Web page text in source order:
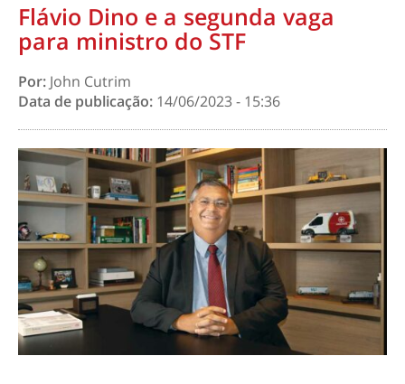
Flávio Dino e a segunda vaga
para ministro do STF
Por: John Cutrim
Data de publicação: 14/06/2023 - 15:36